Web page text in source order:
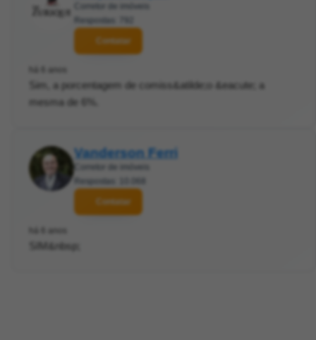
Corretor de imóveis
Respostas: 792
Contatar
há 6 anos
Sim, a porcentagem de comiss&atilde;o &eacute; a
mesma de 6%.
Vanderson Ferri
Corretor de imóveis
Respostas: 10.068
Contatar
há 6 anos
SIM&nbsp;